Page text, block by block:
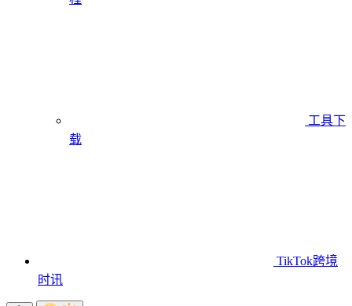
工具下
载
TikTok跨境
时讯